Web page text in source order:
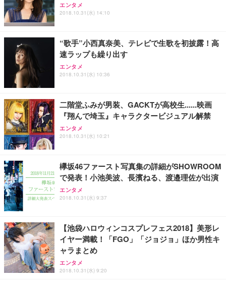
エンタメ
2018.10.31(水) 14:10
“歌手”小西真奈美、テレビで生歌を初披露！高
速ラップも繰り出す
エンタメ
2018.10.31(水) 10:36
二階堂ふみが男装、GACKTが高校生......映画
『翔んで埼玉』キャラクタービジュアル解禁
エンタメ
2018.10.31(水) 10:21
欅坂46ファースト写真集の詳細がSHOWROOM
で発表！小池美波、長濱ねる、渡邉理佐が出演
エンタメ
2018.10.31(水) 9:37
【池袋ハロウィンコスプレフェス2018】美形レ
イヤー満載！「FGO」「ジョジョ」ほか男性キ
ャラまとめ
エンタメ
2018.10.31(水) 9:20